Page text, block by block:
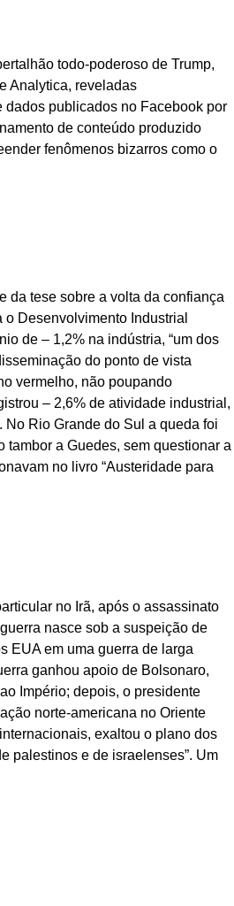
todo-poderoso de Trump,
Analytica, reveladas
publicados no Facebook por
de conteúdo produzido
fenômenos bizarros como o
da tese sobre a volta da confiança
Desenvolvimento Industrial
de – 1,2% na indústria, “um dos
do ponto de vista
vermelho, não poupando
– 2,6% de atividade industrial,
Rio Grande do Sul a queda foi
tambor a Guedes, sem questionar a
no livro “Austeridade para
no Irã, após o assassinato
nasce sob a suspeição de
EUA em uma guerra de larga
ganhou apoio de Bolsonaro,
Império; depois, o presidente
norte-americana no Oriente
exaltou o plano dos
palestinos e de israelenses”. Um